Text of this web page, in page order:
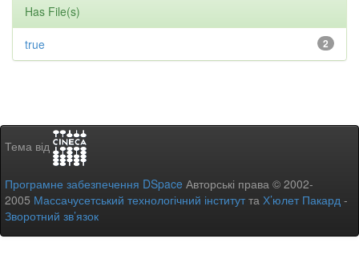
Has File(s)
2
true
Тема від
Програмне забезпечення DSpace Авторські права © 2002-
2005 Массачусетський технологічний інститутта Х’юлет Пакард -
Зворотний зв’язок